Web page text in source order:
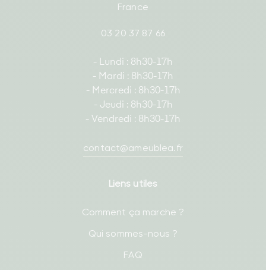
France
03 20 37 87 66
- Lundi : 8h30-17h
- Mardi : 8h30-17h
- Mercredi : 8h30-17h
- Jeudi : 8h30-17h
- Vendredi : 8h30-17h
contact@ameublea.fr
Liens utiles
Comment ça marche ?
Qui sommes-nous ?
FAQ